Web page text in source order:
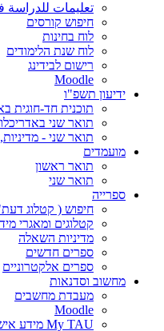
تعليمات للدراسة
חיפוש קורסים
לוח בחינות
לוח שנת הלימודים
רישום לבידינג
Moodle
ידיעון תשפ"ו
תוכנית חד-חוגית
תואר שני
תואר שני - מדיניות,
מועמדים
תואר ראשון
תואר שני
ספרייה
חיפוש ( קטלוג
קטלוגים ומאגרי
מדיניות השאלה
ספרים חדשים
ספרים אלקטרוניים
מחשוב וסדנאות
מעבדת מחשבים
Moodle
My TAU מידע אישי